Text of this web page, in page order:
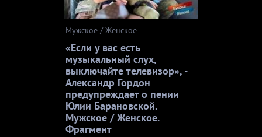
Мужское / Женское
«Если у вас есть
музыкальный слух,
выключайте телевизор», -
Александр Гордон
предупреждает о пении
Юлии Барановской.
Мужское / Женское.
Фрагмент